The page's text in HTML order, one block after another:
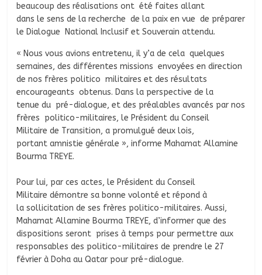
beaucoup des réalisations ont été faites allant
dans le sens de la recherche de la paix en vue de préparer
le Dialogue National Inclusif et Souverain attendu.
« Nous vous avions entretenu, il y’a de cela quelques
semaines, des différentes missions envoyées en direction
de nos frères politico militaires et des résultats
encourageants obtenus. Dans la perspective de la
tenue du pré-dialogue, et des préalables avancés par nos
frères politico-militaires, le Président du Conseil
Militaire de Transition, a promulgué deux lois,
portant amnistie générale », informe Mahamat Allamine
Bourma TREYE.
Pour lui, par ces actes, le Président du Conseil
Militaire démontre sa bonne volonté et répond à
la sollicitation de ses frères politico-militaires. Aussi,
Mahamat Allamine Bourma TREYE, d’informer que des
dispositions seront prises à temps pour permettre aux
responsables des politico-militaires de prendre le 27
février à Doha au Qatar pour pré-dialogue.